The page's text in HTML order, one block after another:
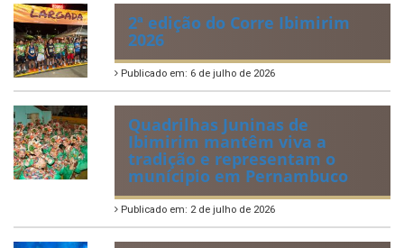
2ª edição do Corre Ibimirim
2026
Publicado em: 6 de julho de 2026
Quadrilhas Juninas de
Ibimirim mantêm viva a
tradição e representam o
munícipio em Pernambuco
Publicado em: 2 de julho de 2026